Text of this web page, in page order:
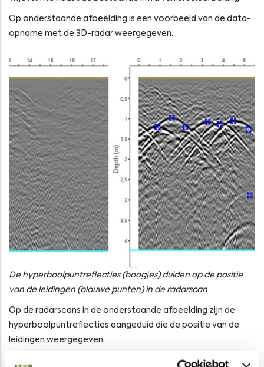
Op onderstaande afbeelding is een voorbeeld van de data-
opname met de 3D-radar weergegeven.
De hyperboolpuntreflecties (boogjes) duiden op de positie
van de leidingen (blauwe punten) in de radarscan
Op de radarscans in de onderstaande afbeelding zijn de
hyperboolpuntreflecties aangeduid die de positie van de
leidingen weergegeven.
Op onderstaande afbeelding zijn de gedetecteerde kabels